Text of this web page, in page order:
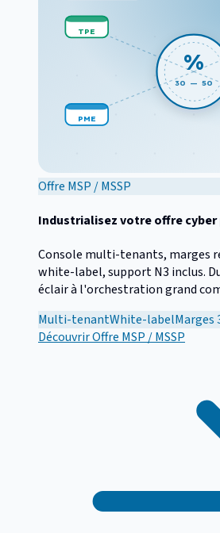
%
30 — 50
TPE
PME
Offre MSP / MSSP
Industrialisez votre offre
Console multi-tenants, marges
white-label, support N3 inclus.
éclair à l'orchestration grand
Multi-tenantWhite-labelMarges
DécouvrirOffre MSP / MSSP